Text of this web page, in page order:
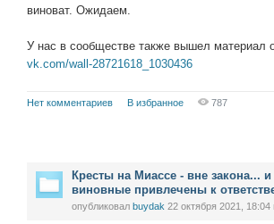
виноват. Ожидаем.
У нас в сообществе также вышел материал
vk.com/wall-28721618_1030436
Нет комментариев В избранное 787
Кресты на Миассе - вне закона...
виновные привлечены к
опубликовал buydak 22 октября 2021, 18:04